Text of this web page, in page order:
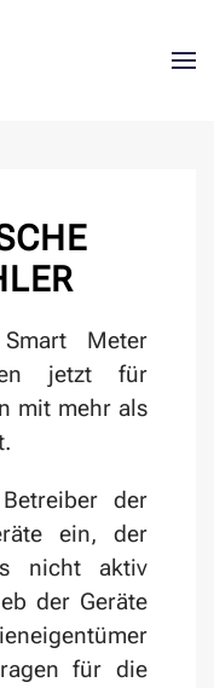
Meter
jetzt für
mit mehr als
der
ein, der
nicht aktiv
der Geräte
für die